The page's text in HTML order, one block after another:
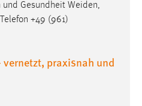
Gesundheit Weiden,
+49 (961)
praxisnah und